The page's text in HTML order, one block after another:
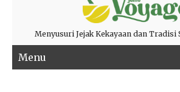
Menyusuri Jejak Kekayaan dan Tradisi
Menu